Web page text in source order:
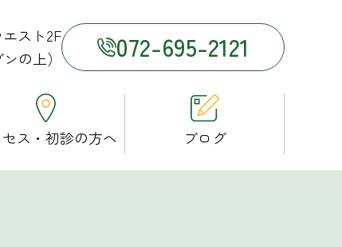
スト2F
の上）
072-695-2121
ス・初診の方へ ブログ